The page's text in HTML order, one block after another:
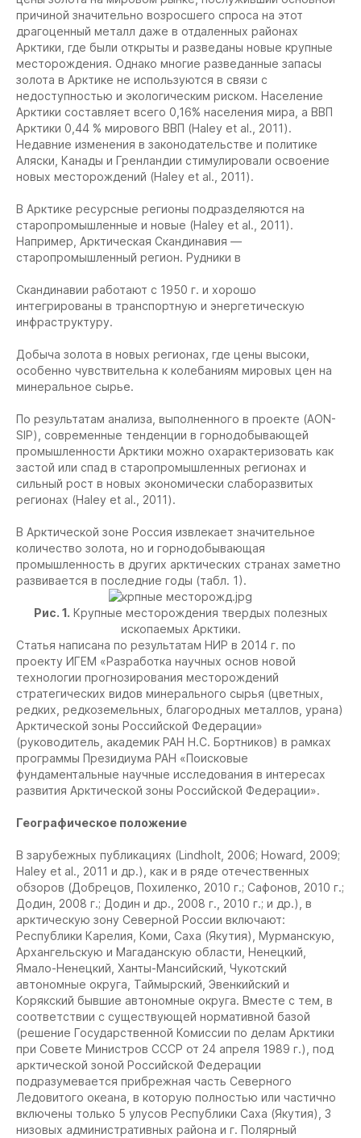
причиной значительно возросшего спроса на этот
драгоценный металл даже в отдаленных районах
Арктики, где были открыты и разведаны новые крупные
месторождения. Однако многие разведанные запасы
золота в Арктике не используются в связи с
недоступностью и экологическим риском. Население
Арктики составляет всего 0,16% населения мира, а ВВП
Арктики 0,44 % мирового ВВП (Haley et al., 2011).
Недавние изменения в законодательстве и политике
Аляски, Канады и Гренландии стимулировали освоение
новых месторождений (Haley et al., 2011).
В Арктике ресурсные регионы подразделяются на
старопромышленные и новые (Haley et al., 2011).
Например, Арктическая Скандинавия —
старопромышленный регион. Рудники в
Скандинавии работают с 1950 г. и хорошо
интегрированы в транспортную и энергетическую
инфраструктуру.
Добыча золота в новых регионах, где цены высоки,
особенно чувствительна к колебаниям мировых цен на
минеральное сырье.
По результатам анализа, выполненного в проекте (AON-
SIP), современные тенденции в горнодобывающей
промышленности Арктики можно охарактеризовать как
застой или спад в старопромышленных регионах и
сильный рост в новых экономически слаборазвитых
регионах (Haley et al., 2011).
В Арктической зоне Россия извлекает значительное
количество золота, но и горнодобывающая
промышленность в других арктических странах заметно
развивается в последние годы (табл. 1).
Рис. 1. Крупные месторождения твердых полезных
ископаемых Арктики.
Статья написана по результатам НИР в 2014 г. по
проекту ИГЕМ «Разработка научных основ новой
технологии прогнозирования месторождений
стратегических видов минерального сырья (цветных,
редких, редкоземельных, благородных металлов, урана)
Арктической зоны Российской Федерации»
(руководитель, академик РАН Н.С. Бортников) в рамках
программы Президиума РАН «Поисковые
фундаментальные научные исследования в интересах
развития Арктической зоны Российской Федерации».
Географическое положение
В зарубежных публикациях (Lindholt, 2006; Howard, 2009;
Haley et al., 2011 и др.), как и в ряде отечественных
обзоров (Добрецов, Похиленко, 2010 г.; Сафонов, 2010 г.;
Додин, 2008 г.; Додин и др., 2008 г., 2010 г.; и др.), в
арктическую зону Северной России включают:
Республики Карелия, Коми, Саха (Якутия), Мурманскую,
Архангельскую и Магаданскую области, Ненецкий,
Ямало-Ненецкий, Ханты-Мансийский, Чукотский
автономные округа, Таймырский, Эвенкийский и
Корякский бывшие автономные округа. Вместе с тем, в
соответствии с существующей нормативной базой
(решение Государственной Комиссии по делам Арктики
при Совете Министров СССР от 24 апреля 1989 г.), под
арктической зоной Российской Федерации
подразумевается прибрежная часть Северного
Ледовитого океана, в которую полностью или частично
включены только 5 улусов Республики Саха (Якутия), 3
низовых административных района и г. Полярный